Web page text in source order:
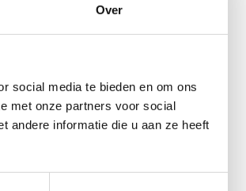
Over
social media te bieden en om ons
met onze partners voor social
andere informatie die u aan ze heeft
EL